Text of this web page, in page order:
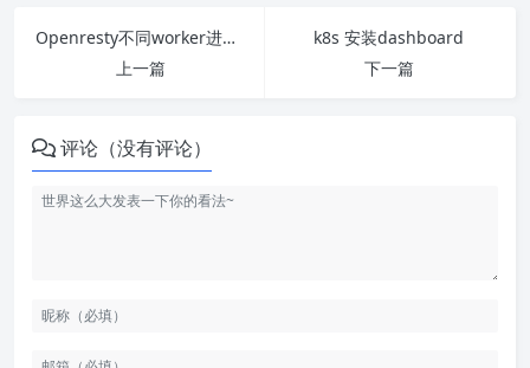
Openresty不同worker进程间数据共享
上一篇
k8s 安装dashboard
下一篇
评论（没有评论）